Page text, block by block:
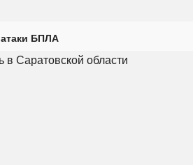
БПЛА